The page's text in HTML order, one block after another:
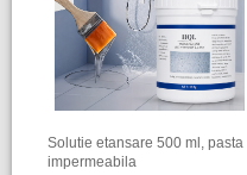
Solutie etansare 500 ml, pasta
impermeabila